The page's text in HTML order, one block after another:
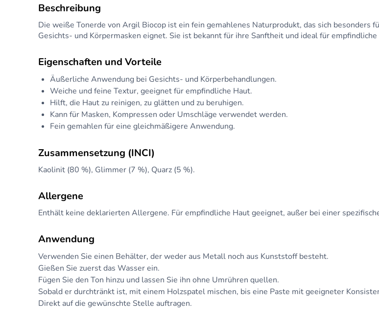
Beschreibung
Die weiße Tonerde von Argil Biocop ist ein fein gemahlenes Naturprodukt, das sich besonders
Gesichts- und Körpermasken eignet. Sie ist bekannt für ihre Sanftheit und ideal für empfindliche
Eigenschaften und Vorteile
Äußerliche Anwendung bei Gesichts- und Körperbehandlungen.
Weiche und feine Textur, geeignet für empfindliche Haut.
Hilft, die Haut zu reinigen, zu glätten und zu beruhigen.
Kann für Masken, Kompressen oder Umschläge verwendet werden.
Fein gemahlen für eine gleichmäßigere Anwendung.
Zusammensetzung (INCI)
Kaolinit (80 %), Glimmer (7 %), Quarz (5 %).
Allergene
Enthält keine deklarierten Allergene. Für empfindliche Haut geeignet, außer bei einer
Anwendung
Verwenden Sie einen Behälter, der weder aus Metall noch aus Kunststoff besteht.
Gießen Sie zuerst das Wasser ein.
Fügen Sie den Ton hinzu und lassen Sie ihn ohne Umrühren quellen.
Sobald er durchtränkt ist, mit einem Holzspatel mischen, bis eine Paste mit geeigneter
Direkt auf die gewünschte Stelle auftragen.